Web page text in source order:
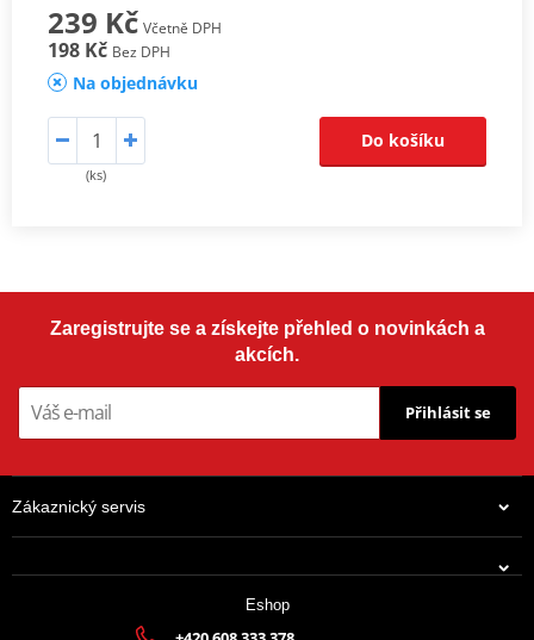
239 Kč Včetně DPH
198 Kč Bez DPH
Na objednávku
(ks)
Do košíku
Zaregistrujte se a získejte přehled o novinkách a
akcích.
Přihlásit se
Zákaznický servis
Eshop